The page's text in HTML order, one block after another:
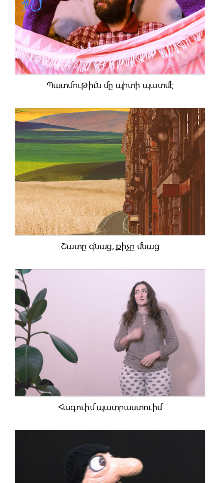
Պատմութիւն մը պիտի պատմէ
Շատը գնաց, քիչը մնաց
Հագուիմ պատրաստուիմ